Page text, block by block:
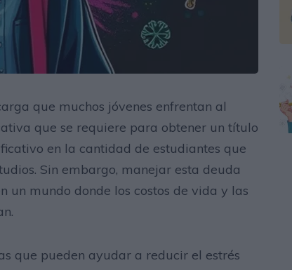
que muchos jóvenes enfrentan al
que se requiere para obtener un título
en la cantidad de estudiantes que
Sin embargo, manejar esta deuda
un mundo donde los costos de vida y las
que pueden ayudar a reducir el estrés